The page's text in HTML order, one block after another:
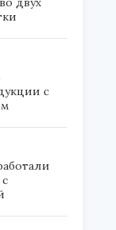
с